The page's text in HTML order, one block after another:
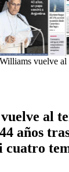
vuelve
al
años
cuatro